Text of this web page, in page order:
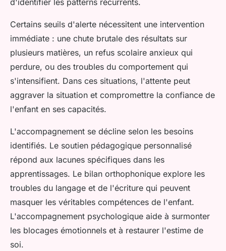
d'identifier les patterns récurrents.
Certains seuils d'alerte nécessitent une intervention
immédiate : une chute brutale des résultats sur
plusieurs matières, un refus scolaire anxieux qui
perdure, ou des troubles du comportement qui
s'intensifient. Dans ces situations, l'attente peut
aggraver la situation et compromettre la confiance de
l'enfant en ses capacités.
L'accompagnement se décline selon les besoins
identifiés. Le soutien pédagogique personnalisé
répond aux lacunes spécifiques dans les
apprentissages. Le bilan orthophonique explore les
troubles du langage et de l'écriture qui peuvent
masquer les véritables compétences de l'enfant.
L'accompagnement psychologique aide à surmonter
les blocages émotionnels et à restaurer l'estime de
soi.